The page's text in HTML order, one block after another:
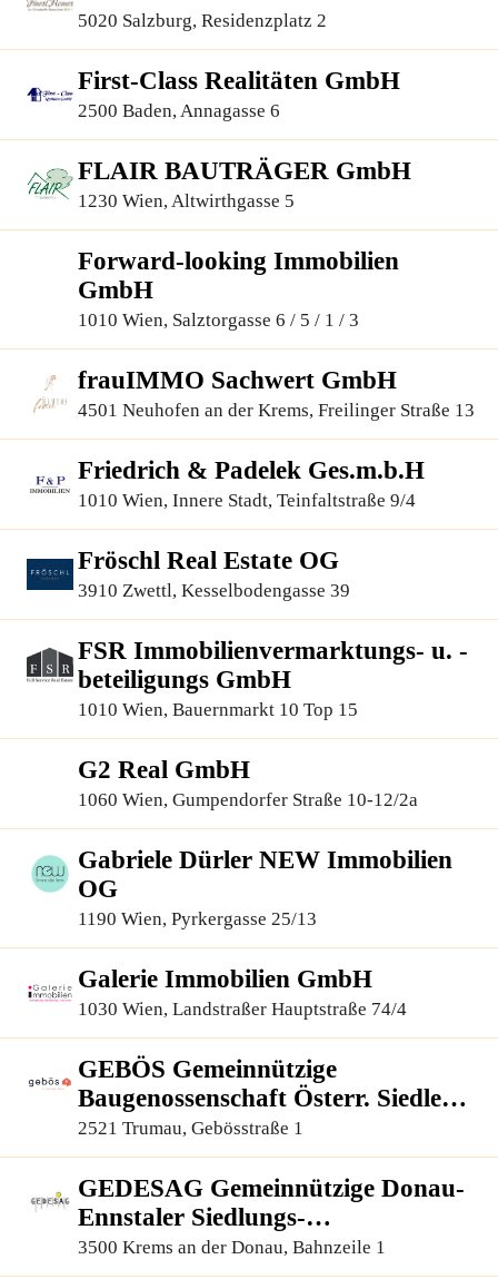
5020 Salzburg, Residenzplatz 2
First-Class Realitäten GmbH
2500 Baden, Annagasse 6
FLAIR BAUTRÄGER GmbH
1230 Wien, Altwirthgasse 5
Forward-looking Immobilien
GmbH
1010 Wien, Salztorgasse 6 / 5 / 1 / 3
frauIMMO Sachwert GmbH
4501 Neuhofen an der Krems, Freilinger Straße 13
Friedrich & Padelek Ges.m.b.H
1010 Wien, Innere Stadt, Teinfaltstraße 9/4
Fröschl Real Estate OG
3910 Zwettl, Kesselbodengasse 39
FSR Immobilienvermarktungs- u. -
beteiligungs GmbH
1010 Wien, Bauernmarkt 10 Top 15
G2 Real GmbH
1060 Wien, Gumpendorfer Straße 10-12/2a
Gabriele Dürler NEW Immobilien
OG
1190 Wien, Pyrkergasse 25/13
Galerie Immobilien GmbH
1030 Wien, Landstraßer Hauptstraße 74/4
GEBÖS Gemeinnützige
Baugenossenschaft Österr. Siedler
und Mieter, reg.Gen.m.b.H.
2521 Trumau, Gebösstraße 1
GEDESAG Gemeinnützige Donau-
Ennstaler Siedlungs-
Aktiengesellschaft
3500 Krems an der Donau, Bahnzeile 1